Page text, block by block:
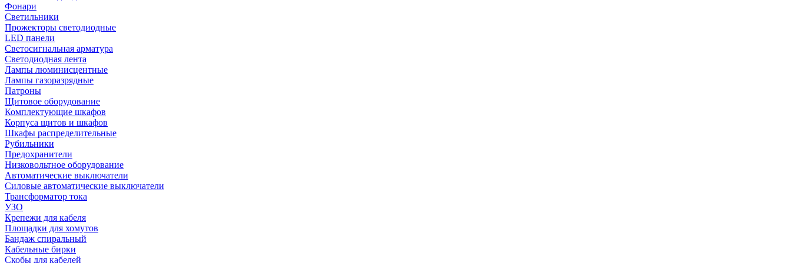
Фонари
Светильники
Прожекторы светодиодные
LED панели
Светосигнальная арматура
Светодиодная лента
Лампы люминисцентные
Лампы газоразрядные
Патроны
Щитовое оборудование
Комплектующие шкафов
Корпуса щитов и шкафов
Шкафы распределительные
Рубильники
Предохранители
Низковольтное оборудование
Автоматические выключатели
Силовые автоматические выключатели
Трансформатор тока
УЗО
Крепежи для кабеля
Площадки для хомутов
Бандаж спиральный
Кабельные бирки
Cкобы для кабелей